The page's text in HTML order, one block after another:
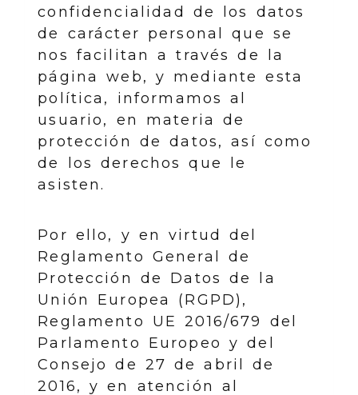
confidencialidad de los datos
de carácter personal que se
nos facilitan a través de la
página web, y mediante esta
política, informamos al
usuario, en materia de
protección de datos, así como
de los derechos que le
asisten.
Por ello, y en virtud del
Reglamento General de
Protección de Datos de la
Unión Europea (RGPD),
Reglamento UE 2016/679 del
Parlamento Europeo y del
Consejo de 27 de abril de
2016, y en atención al